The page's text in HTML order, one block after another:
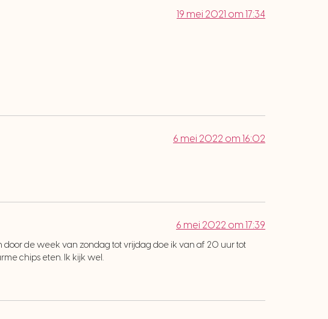
19 mei 2021 om 17:34
6 mei 2022 om 16:02
6 mei 2022 om 17:39
de week van zondag tot vrijdag doe ik van af 20 uur tot
chips eten. Ik kijk wel.